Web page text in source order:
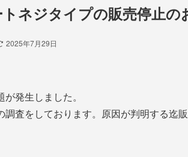
ネジタイプの販売停止の
2025年7月29日
発生しました。
査をしております。原因が判明する迄販